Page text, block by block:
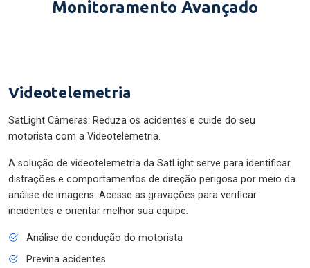
Monitoramento Avançado
Videotelemetria
SatLight Câmeras: Reduza os acidentes e cuide do seu
motorista com a Videotelemetria.
A solução de videotelemetria da SatLight serve para identificar
distrações e comportamentos de direção perigosa por meio da
análise de imagens. Acesse as gravações para verificar
incidentes e orientar melhor sua equipe.
Análise de condução do motorista
Previna acidentes